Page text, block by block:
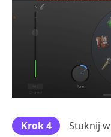
Krok 4 Stuknij w